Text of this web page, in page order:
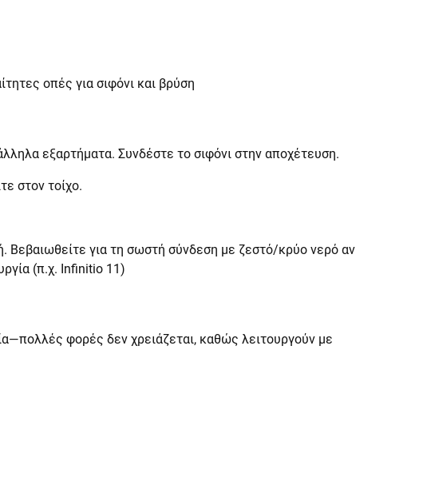
οπές για σιφόνι και βρύση
εξαρτήματα. Συνδέστε το σιφόνι στην αποχέτευση.
στον τοίχο.
Βεβαιωθείτε για τη σωστή σύνδεση με ζεστό/κρύο νερό αν
(π.χ. Infinitio 11)
φορές δεν χρειάζεται, καθώς λειτουργούν με